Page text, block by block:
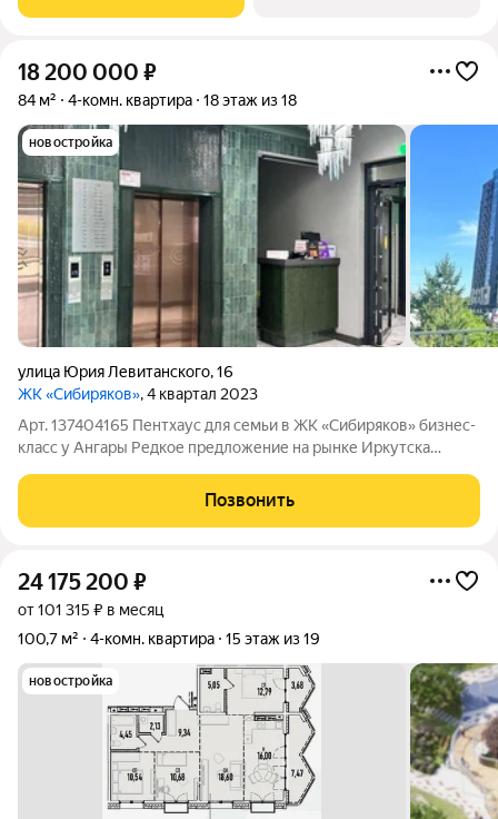
расположенный на живописном полуострове в
18 200 000 ₽
84 м² 4-комн. квартира 18 этаж из 18
новостройка
улица Юрия Левитанского,16
ЖК «Сибиряков», 4 квартал 2023
Арт. 137404165 Пентхаус для семьи в ЖК «Сибиряков» бизнес-
класс у Ангары Редкое предложение на рынке Иркутска
из лучших жилых комплексов города. Здесь нет соседей
сверху, больше тишины, больше
Позвонить
24 175 200 ₽
от 101 315 ₽ в месяц
100,7 м²
4-комн. квартира 15 этаж из 19
новостройка